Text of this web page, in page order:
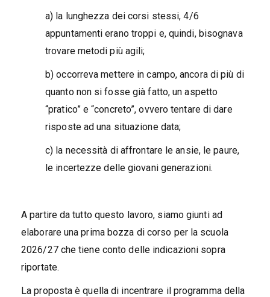
a) la lunghezza dei corsi stessi, 4/6
appuntamenti erano troppi e, quindi, bisognava
trovare metodi più agili;
b) occorreva mettere in campo, ancora di più di
quanto non si fosse già fatto, un aspetto
“pratico” e “concreto”, ovvero tentare di dare
risposte ad una situazione data;
c) la necessità di affrontare le ansie, le paure,
le incertezze delle giovani generazioni.
A partire da tutto questo lavoro, siamo giunti ad
elaborare una prima bozza di corso per la scuola
2026/27 che tiene conto delle indicazioni sopra
riportate.
La proposta è quella di incentrare il programma della